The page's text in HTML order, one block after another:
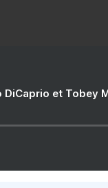
DiCaprio et Tobey